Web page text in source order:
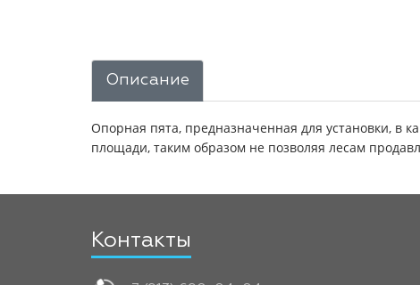
Описание
Опорная пята, предназначенная для установки, в
площади, таким образом не позволяя лесам
Контакты